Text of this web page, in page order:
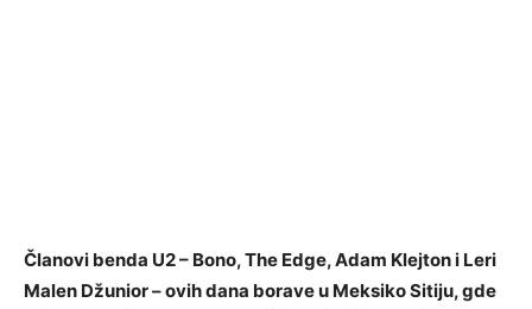
Članovi benda U2 – Bono, The Edge, Adam Klejton i Leri
Malen Džunior – ovih dana borave u Meksiko Sitiju, gde